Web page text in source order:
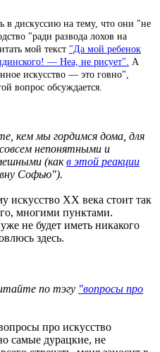
в дискуссию на тему, что они "не
"ради развода лохов на
мой текст "Да мой ребенок
— Неа, не рисует".
А
искусство — это говно",
вопрос обсуждается.
кем мы гордимся дома, для
непонятными и
(какв этой реакции
Софью").
искусство ХХ века стоит так
многими пунктами.
не будет иметь никакого
здесь.
по тэгу "вопросы про
про искусство
самые дурацкие, не